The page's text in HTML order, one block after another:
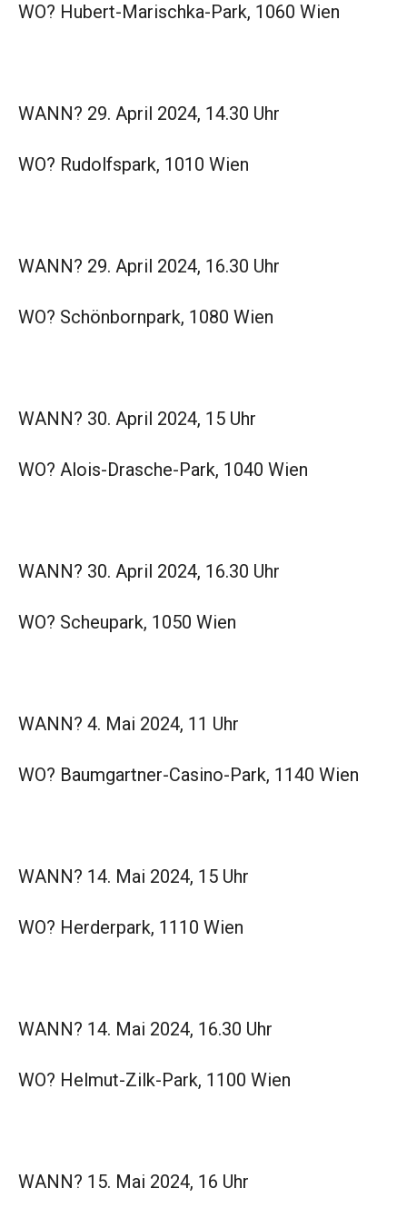
WO? Hubert-Marischka-Park, 1060 Wien
WANN? 29. April 2024, 14.30 Uhr
WO? Rudolfspark, 1010 Wien
WANN? 29. April 2024, 16.30 Uhr
WO? Schönbornpark, 1080 Wien
WANN? 30. April 2024, 15 Uhr
WO? Alois-Drasche-Park, 1040 Wien
WANN? 30. April 2024, 16.30 Uhr
WO? Scheupark, 1050 Wien
WANN? 4. Mai 2024, 11 Uhr
WO? Baumgartner-Casino-Park, 1140 Wien
WANN? 14. Mai 2024, 15 Uhr
WO? Herderpark, 1110 Wien
WANN? 14. Mai 2024, 16.30 Uhr
WO? Helmut-Zilk-Park, 1100 Wien
WANN? 15. Mai 2024, 16 Uhr